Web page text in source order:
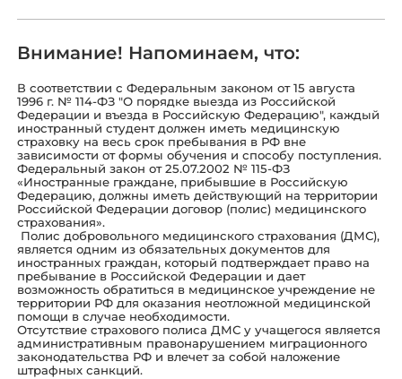
Внимание! Напоминаем, что:
В соответствии с Федеральным законом от 15 августа
1996 г. № 114-ФЗ "О порядке выезда из Российской
Федерации и въезда в Российскую Федерацию", каждый
иностранный студент должен иметь медицинскую
страховку на весь срок пребывания в РФ вне
зависимости от формы обучения и способу поступления.
Федеральный закон от 25.07.2002 № 115-ФЗ
«Иностранные граждане, прибывшие в Российскую
Федерацию, должны иметь действующий на территории
Российской Федерации договор (полис) медицинского
страхования».
Полис добровольного медицинского страхования (ДМС),
является одним из обязательных документов для
иностранных граждан, который подтверждает право на
пребывание в Российской Федерации и дает
возможность обратиться в медицинское учреждение не
территории РФ для оказания неотложной медицинской
помощи в случае необходимости.
Отсутствие страхового полиса ДМС у учащегося является
административным правонарушением миграционного
законодательства РФ и влечет за собой наложение
штрафных санкций.